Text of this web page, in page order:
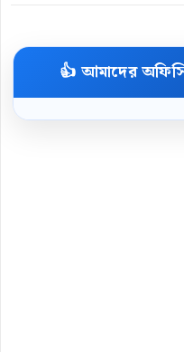
👍 আমাদের